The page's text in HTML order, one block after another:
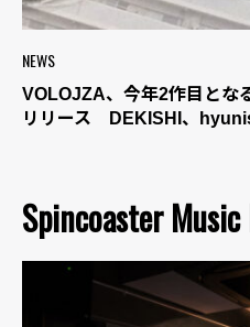
NEWS
VOLOJZA、今年2作目とな
リリース DEKISHI、
Spincoaster